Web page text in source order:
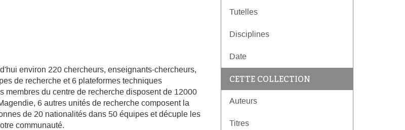
environ 220 chercheurs, enseignants-chercheurs,
de recherche et 6 plateformes techniques
du centre de recherche disposent de 12000
6 autres unités de recherche composent la
de 20 nationalités dans 50 équipes et décuple les
communauté.
Tutelles
Disciplines
Date
CETTE COLLECTION
Auteurs
Titres